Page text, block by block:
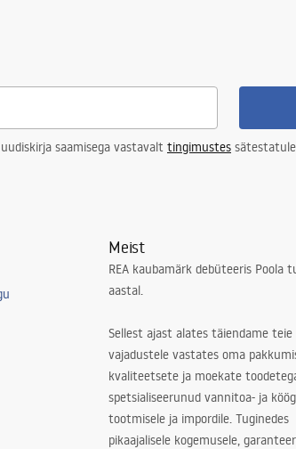
saamisega vastavalt tingimustes
Meist
REA kaubamärk debüteeris Poola
aastal.
Sellest ajast alates täiendame teie
vajadustele vastates oma
kvaliteetsete ja moekate
spetsialiseerunud vannitoa- ja
tootmisele ja impordile. Tuginedes
pikaajalisele kogemusele,